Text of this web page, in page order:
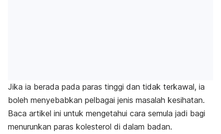
Jika ia berada pada paras tinggi dan tidak terkawal, ia
boleh menyebabkan pelbagai jenis masalah kesihatan.
Baca artikel ini untuk mengetahui cara semula jadi bagi
menurunkan paras kolesterol di dalam badan.